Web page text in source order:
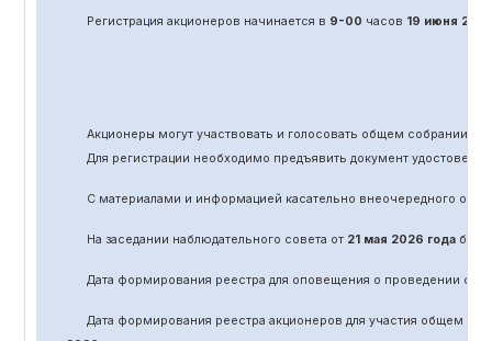
Регистрация акционеров начинается в 9-00 часов 19 июня 202
Акционеры могут участвовать и голосовать общем собрании
Для регистрации необходимо предъявить документ
С материалами и информацией касательно внеочередного
На заседании наблюдательного совета от 21 мая 2026 годабыло
Дата формирования реестра для оповещения о проведении
Дата формирования реестра акционеров для участия общем